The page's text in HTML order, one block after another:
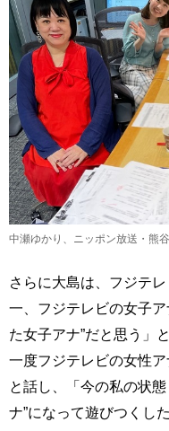
中瀬ゆかり、ニッポン放送・熊
さらに大島は、フジテ
一、フジテレビの女子
た女子アナ”だと思う」
一度フジテレビの女性
と話し、「今の私の状
ナ”になって遊びつくし